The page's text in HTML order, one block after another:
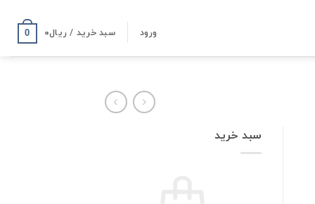
ورود سبد خرید / ریال۰ 0
سبد خرید